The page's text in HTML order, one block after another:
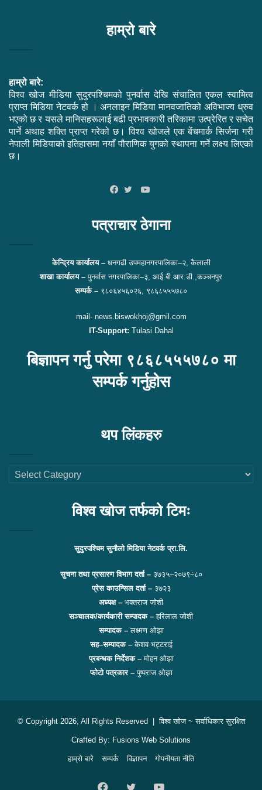
हाम्रो बारे
हाम्रो बारे:
विश्व खोज मीडिया सुदुरपश्चिमको पुनर्वास देखि संचालित एकल स्वामित्व
प्राप्त मिडिया नेटवर्क हो । अनलाइन मिडिया मानवजातिको अविभाज्य ध्रुव
भएको छ र यसले मानिसहरूलाई बढी प्रभावकारी तरिकामा उत्प्रेरित र सचेत
पार्ने अथाह शक्ति प्राप्त गरेको छ। विश्व खोजले एक बेंचमार्क सिर्जना गरी
नेपाली मिडियाको इतिहासमा नयाँ पौराणिक युगको स्थापना गर्ने लक्ष्य लिएको
छ।
YouTube
पत्राचार ठेगाना
केन्द्रिय कार्यालय –धनगढी उपमहानगरपालिका–२, कैलाली
शाखा कार्यालय –पुनर्वास नगरपालिका–३, आई.बी.आर.डी.,कञ्चनपुर
सम्पर्क – ९८०६४५६०२६, ९८६८५५५७८०
mail- news.biswokhoj@gmil.com
IT-Support: Tulasi Dahal
बिज्ञापन गर्नु परेमा ९८६८५५५७८० मा
सम्पर्क गर्नुहोस
थप लिंकहरु
थप
लिंकहरु
विश्व खोज तर्फको टिमः
सुदुरपश्चिम सुनौलो मिडिया नेटवर्क प्रा.लि.
सुचना तथा प्रसारण विभाग दर्ता – ३७३५–२०७९÷८०
प्रेस काउन्सिल दर्ता – ३७२३
अध्यक्ष – भक्तराज जोशी
सञ्चालक/कार्यकारी सम्पादक – हरिलाल जोशी
सम्पादक –लक्ष्मण ओझा
सह–सम्पादक –केशव भट्टराई
प्रबन्धक निर्देशक –मोहन ओझा
फोटो पत्रकार –पुष्पराज ओझा
© Copyright 2026, All Rights Reserved |विश्व खोज~ सर्वाधिकार सुरक्षित
Crafted By: Fusions Web Solutions
हाम्रो बारे सम्पर्क विज्ञापन गोपनीयता नीति